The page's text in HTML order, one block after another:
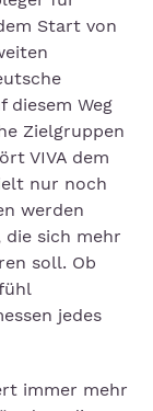
Start von
diesem Weg
Zielgruppen
VIVA dem
nur noch
werden
sich mehr
soll. Ob
jedes
immer mehr